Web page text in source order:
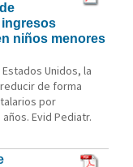
niños menores
Estados Unidos, la
de forma
por
Evid Pediatr.